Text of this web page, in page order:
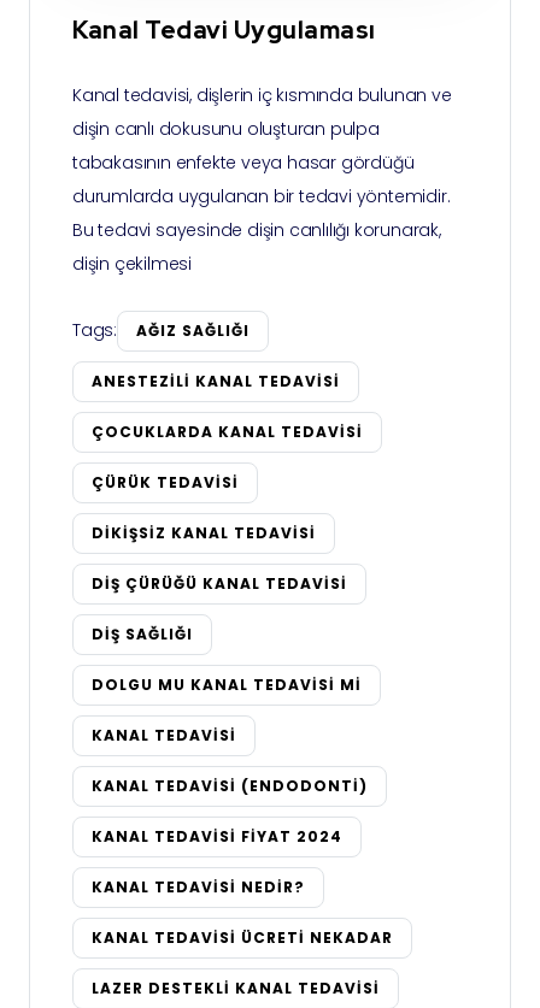
Kanal Tedavi Uygulaması
Kanal tedavisi, dişlerin iç kısmında bulunan ve
dişin canlı dokusunu oluşturan pulpa
tabakasının enfekte veya hasar gördüğü
durumlarda uygulanan bir tedavi yöntemidir.
Bu tedavi sayesinde dişin canlılığı korunarak,
dişin çekilmesi
Tags: AĞIZ SAĞLIĞI
ANESTEZILI KANAL TEDAVISI
ÇOCUKLARDA KANAL TEDAVISI
ÇÜRÜK TEDAVISI
DIKIŞSIZ KANAL TEDAVISI
DIŞ ÇÜRÜĞÜ KANAL TEDAVISI
DIŞ SAĞLIĞI
DOLGU MU KANAL TEDAVISI MI
KANAL TEDAVISI
KANAL TEDAVISI (ENDODONTI)
KANAL TEDAVISI FIYAT 2024
KANAL TEDAVISI NEDIR?
KANAL TEDAVISI ÜCRETI NEKADAR
LAZER DESTEKLI KANAL TEDAVISI